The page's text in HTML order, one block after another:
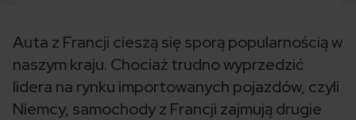
Auta z Francji cieszą się sporą popularnością w
naszym kraju. Chociaż trudno wyprzedzić
lidera na rynku importowanych pojazdów, czyli
Niemcy, samochody z Francji zajmują drugie